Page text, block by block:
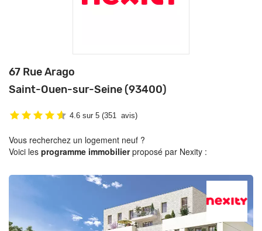
67 Rue Arago
Saint-Ouen-sur-Seine (93400)
4.6 sur 5 (351 avis)
Vous recherchez un logement neuf ?
Voici les programme immobilierproposé par Nexity :